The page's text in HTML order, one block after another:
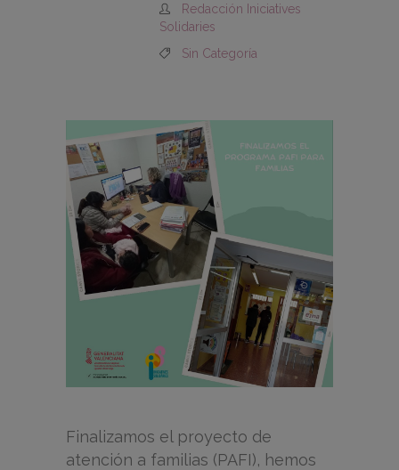
Redacción Iniciatives
Solidaries
Sin Categoría
Finalizamos el proyecto de
atención a familias (PAFI), hemos